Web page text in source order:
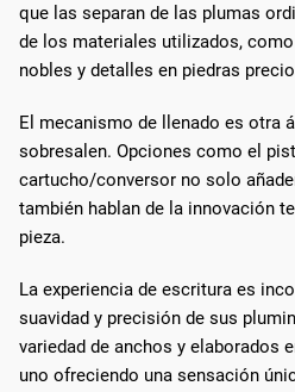
que las separan de las plumas
de los materiales utilizados,
nobles y detalles en piedras
El mecanismo de llenado es otra
sobresalen. Opciones como el
cartucho/conversor no solo
también hablan de la innovación
pieza.
La experiencia de escritura es
suavidad y precisión de sus
variedad de anchos y elaborados
uno ofreciendo una sensación